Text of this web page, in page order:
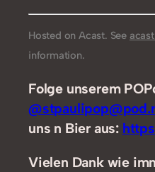
Hosted on Acast. See
information.
Folge unserem
uns n Bier aus:
Vielen Dank wie